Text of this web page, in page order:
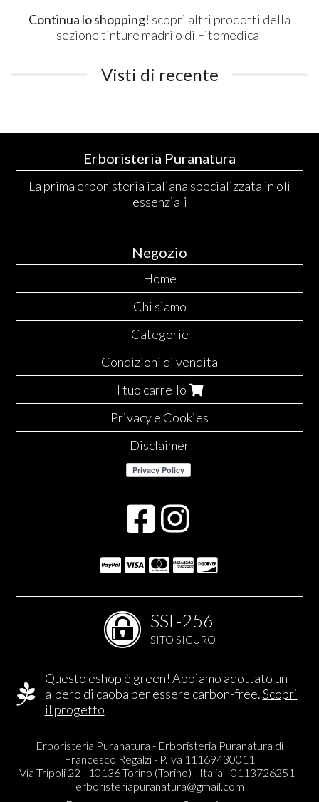
Continua lo shopping! scopri altri prodotti della
sezionetinture madri o di Fitomedical
Visti di recente
Erboristeria Puranatura
La prima erboristeria italiana specializzata in oli
essenziali
Negozio
Home
Chi siamo
Categorie
Condizioni di vendita
Il tuo carrello
Privacy e Cookies
Disclaimer
SSL-256
SITO SICURO
Questo eshop è green! Abbiamo adottato un
albero di caoba per essere carbon-free.Scopri
il progetto
Erboristeria Puranatura - Erboristeria Puranatura di
Francesco Regalzi - P.Iva 11169430011
Via Tripoli 22 - 10136 Torino (Torino) - Italia - 0113726251 -
erboristeriapuranatura@gmail.com